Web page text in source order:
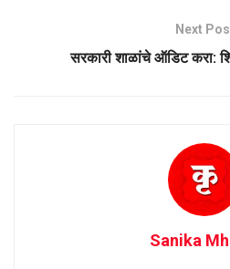
Next
सरकारी शाळांचे ऑडिट करा:
Sanika